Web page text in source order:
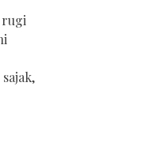
rugi